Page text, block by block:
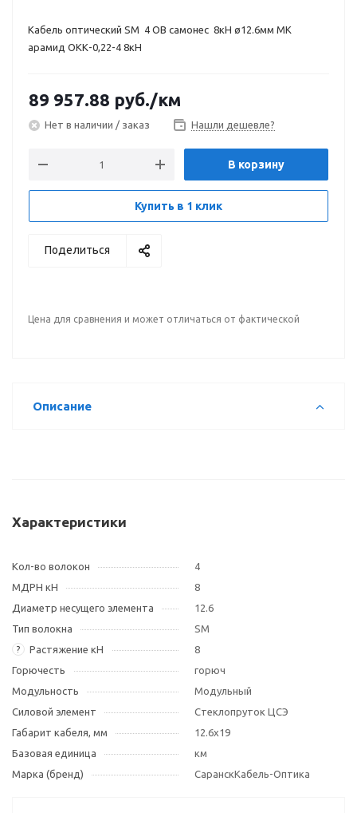
Кабель оптический SM 4 ОВ самонес 8кН ø12.6мм МК
арамид ОКК-0,22-4 8кН
89 957.88 руб./км
Нет в наличии / заказ Нашли дешевле?
В корзину
Купить в 1 клик
Поделиться
Цена для сравнения и может отличаться от фактической
Описание
Характеристики
Кол-во волокон
4
МДРН кН
8
Диаметр несущего элемента
12.6
Тип волокна
SM
? Растяжение кН
8
Горючесть
горюч
Модульность
Модульный
Силовой элемент
Стеклопруток ЦСЭ
Габарит кабеля, мм
12.6х19
Базовая единица
км
Марка (бренд)
СаранскКабель-Оптика